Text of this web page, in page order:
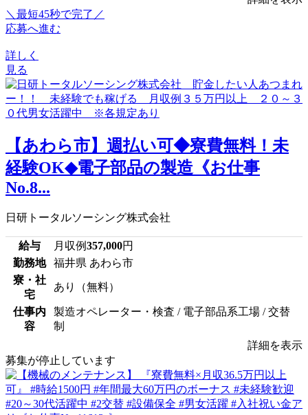
＼最短45秒で完了／
応募へ進む
詳しく
見る
【あわら市】週払い可◆寮費無料！未
経験OK◆電子部品の製造《お仕事
No.8...
日研トータルソーシング株式会社
給与 月収例357,000円
勤務地
福井県 あわら市
寮・社
宅
あり（無料）
仕事内
容
製造オペレーター・検査 / 電子部品系工場 / 交替
制
詳細を表示
募集が停止しています